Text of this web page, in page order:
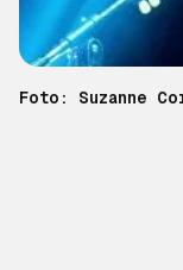
Foto: Suzanne